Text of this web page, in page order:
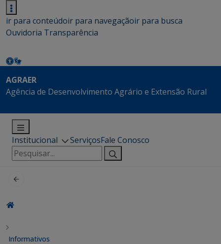
ir para conteúdoir para navegaçãoir para busca
Ouvidoria Transparência
AGRAER
Agência de Desenvolvimento Agrário e Extensão Rural
Institucional ServiçosFale Conosco
Pesquisar
por:
Informativos